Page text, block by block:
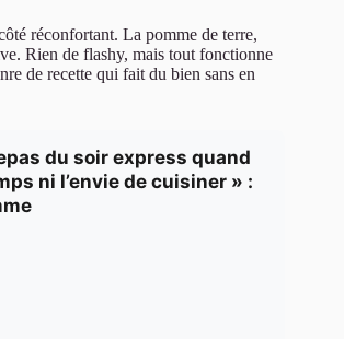
réconfortant. La pomme de terre,
Rien de flashy, mais tout fonctionne
de recette qui fait du bien sans en
du soir express quand
ni l’envie de cuisiner » :